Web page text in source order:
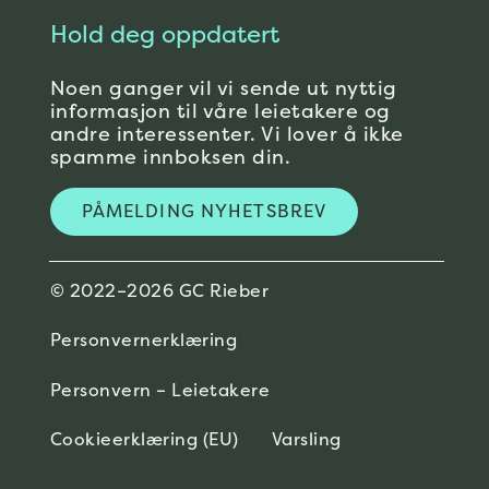
Hold deg oppdatert
Noen ganger vil vi sende ut nyttig
informasjon til våre leietakere og
andre interessenter. Vi lover å ikke
spamme innboksen din.
PÅMELDING NYHETSBREV
© 2022–2026 GC Rieber
Personvernerklæring
Personvern – Leietakere
Cookieerklæring (EU) Varsling